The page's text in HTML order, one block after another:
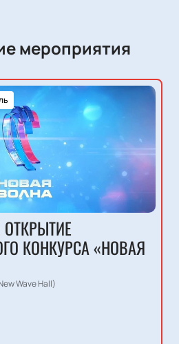
мероприятия
КОНКУРСА «НОВАЯ
Wave Hall)